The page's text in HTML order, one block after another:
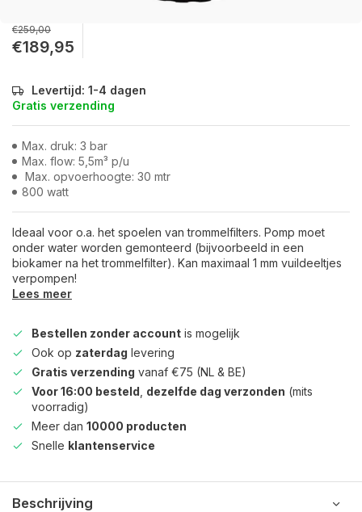
€259,00
€189,95
Levertijd: 1-4 dagen
Gratis verzending
Max. druk: 3 bar
Max. flow: 5,5m³ p/u
Max. opvoerhoogte: 30 mtr
800 watt
Ideaal voor o.a. het spoelen van trommelfilters. Pomp moet
onder water worden gemonteerd (bijvoorbeeld in een
biokamer na het trommelfilter). Kan maximaal 1 mm vuildeeltjes
verpompen!
Lees meer
Bestellen zonder account is mogelijk
Ook op zaterdag levering
Gratis verzending vanaf €75 (NL & BE)
Voor 16:00 besteld dezelfde dag verzonden (mits
voorradig)
Meer dan 10000 producten
Snelle klantenservice
Beschrijving